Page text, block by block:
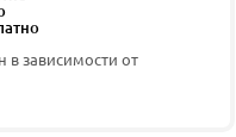
в зависимости от